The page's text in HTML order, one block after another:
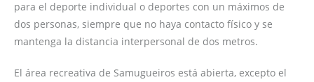
para el deporte individual o deportes con un máximos de
dos personas, siempre que no haya contacto físico y se
mantenga la distancia interpersonal de dos metros.
El área recreativa de Samugueiros está abierta, excepto el